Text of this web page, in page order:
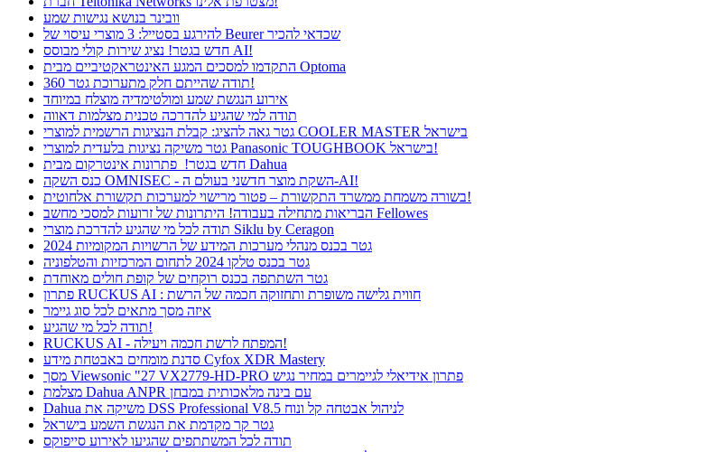
וובינר בנושא נגישות שמע
להירגע בסטייל: 3 מוצרי עיסוי של Beurer שכדאי להכיר
חדש בגטר! נציג שירות קולי מבוסס AI!
התקדמו למסכים המגע האינטראקטיביים מבית Optoma
תודה שהייתם חלק מתערוכת גטר 360!
אירוע הנגשת שמע ומולטימדיה מוצלח במיוחד
תודה למי שהגיע להדרכה טכנית מצלמות דאווה
גטר גאה להציג: קבלת הנציגות הרשמית למוצרי COOLER MASTER בישראל
גטר משיקה נציגות בלעדית למוצרי Panasonic TOUGHBOOK בישראל!
חדש בגטר! פתרונות אינטרקום מבית Dahua
כנס השקה OMNISEC - השקת מוצר חדשני בעולם ה-AI!
בשורה משמחת ממשרד התקשורת – פטור מרישוי למערכות תקשורת אלחוטית!
הבריאות מתחילה בעבודה! היתרונות של זרועות למסכי מחשב Fellowes
תודה לכל מי שהגיע להדרכת מוצרי Siklu by Ceragon
גטר בכנס מנהלי מערכות המידע של הרשויות המקומיות 2024
גטר בכנס טלקו 2024 לתחום המרכזיות והטלפוניה
גטר השתתפה בכנס רוקחים של קופת חולים מאוחדת
פתרון RUCKUS AI : חווית גלישה משופרת ותחזוקה חכמה של הרשת
איזה מסך מתאים לכל סוג גיימר
תודה לכל מי שהגיע!
RUCKUS AI - המפתח לרשת חכמה ויעילה!
סדנת מומחים באבטחת מידע Cyfox XDR Mastery
מסך Viewsonic "27 VX2779-HD-PRO פתרון אידיאלי לגיימרים במחיר נגיש
מצלמת Dahua ANPR עם בינה מלאכותית במבחן
Dahua משיקה את DSS Professional V8.5 לניהול אבטחה קל ונוח
גטר קר מקדמת את הנגשת השמע בישראל
תודה לכל המשתתפים שהגיעו לאירוע סייפוקס